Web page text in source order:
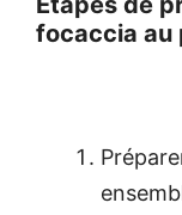
focaccia au